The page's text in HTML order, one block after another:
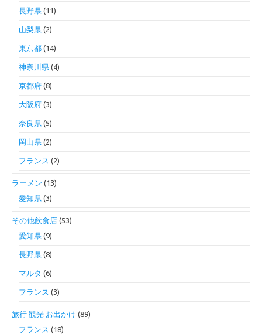
長野県 (11)
山梨県 (2)
東京都 (14)
神奈川県 (4)
京都府 (8)
大阪府 (3)
奈良県 (5)
岡山県 (2)
フランス (2)
ラーメン (13)
愛知県 (3)
その他飲食店 (53)
愛知県 (9)
長野県 (8)
マルタ (6)
フランス (3)
旅行 観光 お出かけ (89)
フランス (18)